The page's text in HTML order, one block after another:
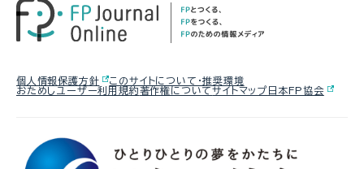
【資産形成】資産運用、正しくできて
いますか？（平井美穂氏）
FP・専門家に聞く 2026.07.30
と株価評価・特例措置の行方(山田
&パートナーズ 宇田川氏、金沢
マンション関連法の改正で決議ルー
ルが大幅変更
FPトレンドウォッチ 2026.07.28
飛行機搭乗時の新ルール
したい！老後資金は大丈夫？
FPトレンドウォッチ
個人情報保護方針
このサイトについて・推奨環境
おためしユーザー利用規約著作権についてサイトマップ 日本FP協会